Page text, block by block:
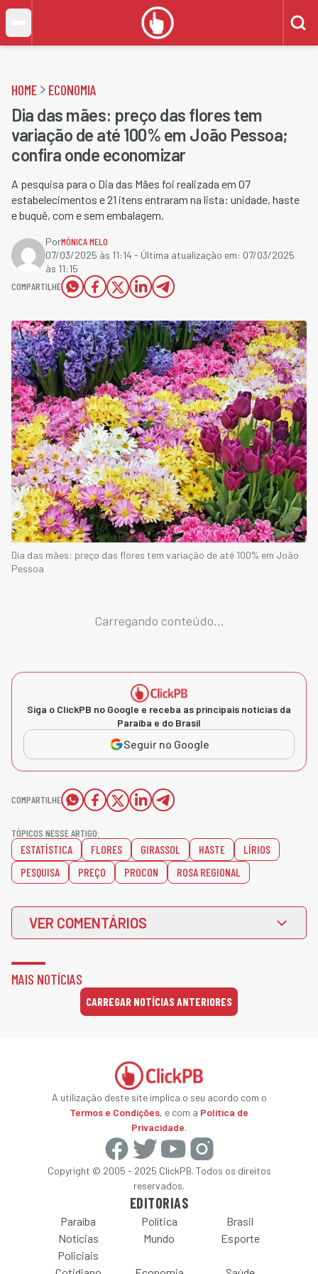
HOME ECONOMIA
Dia das mães: preço das flores tem
variação de até 100% em João Pessoa;
confira onde economizar
A pesquisa para o Dia das Mães foi realizada em 07
estabelecimentos e 21 itens entraram na lista: unidade, haste
e buquê, com e sem embalagem.
PorMÔNICA MELO
07/03/2025 às 11:14 - Última atualização em: 07/03/2025
às 11:15
COMPARTILHE
Dia das mães: preço das flores tem variação de até 100% em João
Pessoa
Carregando conteúdo...
Siga o ClickPB no Google e receba as principais notícias da
Paraíba e do Brasil
Seguir no Google
COMPARTILHE
TÓPICOS NESSE ARTIGO:
ESTATÍSTICA FLORES GIRASSOL HASTE
LÍRIOS
PESQUISA
PREÇO PROCON ROSA REGIONAL
VER COMENTÁRIOS
MAIS NOTÍCIAS
CARREGAR NOTÍCIAS ANTERIORES
A utilização deste site implica o seu acordo com o
Termos e Condições, e com a Política de
Privacidade.
Copyright © 2005 - 2025 ClickPB. Todos os direitos
reservados.
EDITORIAS
Paraíba Política
Brasil
Notícias
Policiais
Mundo Esporte